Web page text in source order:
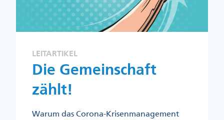
LEITARTIKEL
Die Gemeinschaft
zählt!
Warum das Corona-Krisenmanagement